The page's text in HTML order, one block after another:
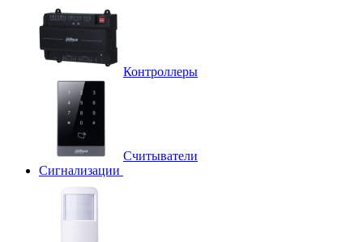
Контроллеры
Считыватели
Сигнализации